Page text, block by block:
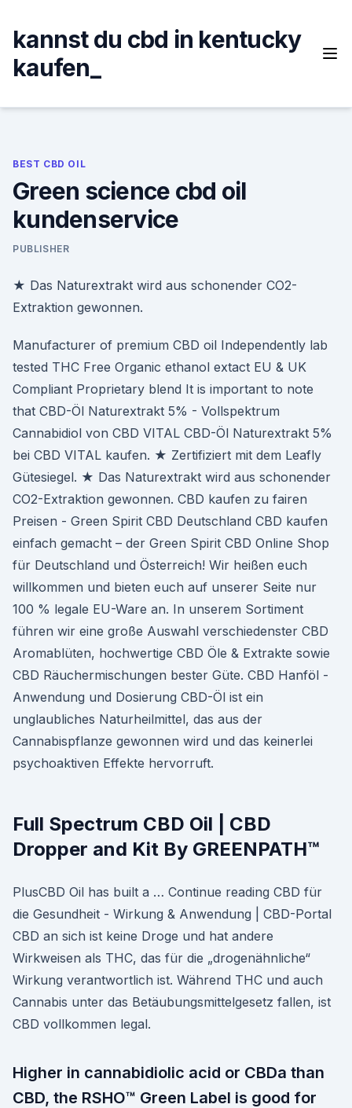
content
kannst du cbd in kentucky
kaufen_
BEST CBD OIL
Green science cbd oil
kundenservice
PUBLISHER
★ Das Naturextrakt wird aus schonender CO2-
Extraktion gewonnen.
Manufacturer of premium CBD oil Independently lab
tested THC Free Organic ethanol extact EU & UK
Compliant Proprietary blend It is important to note
that CBD-Öl Naturextrakt 5% - Vollspektrum
Cannabidiol von CBD VITAL CBD-Öl Naturextrakt 5%
bei CBD VITAL kaufen. ★ Zertifiziert mit dem Leafly
Gütesiegel. ★ Das Naturextrakt wird aus schonender
CO2-Extraktion gewonnen. CBD kaufen zu fairen
Preisen - Green Spirit CBD Deutschland CBD kaufen
einfach gemacht – der Green Spirit CBD Online Shop
für Deutschland und Österreich! Wir heißen euch
willkommen und bieten euch auf unserer Seite nur
100 % legale EU-Ware an. In unserem Sortiment
führen wir eine große Auswahl verschiedenster CBD
Aromablüten, hochwertige CBD Öle & Extrakte sowie
CBD Räuchermischungen bester Güte. CBD Hanföl -
Anwendung und Dosierung CBD-Öl ist ein
unglaubliches Naturheilmittel, das aus der
Cannabispflanze gewonnen wird und das keinerlei
psychoaktiven Effekte hervorruft.
Full Spectrum CBD Oil | CBD
Dropper and Kit By GREENPATH™
PlusCBD Oil has built a … Continue reading CBD für
die Gesundheit - Wirkung & Anwendung | CBD-Portal
CBD an sich ist keine Droge und hat andere
Wirkweisen als THC, das für die „drogenähnliche“
Wirkung verantwortlich ist. Während THC und auch
Cannabis unter das Betäubungsmittelgesetz fallen, ist
CBD vollkommen legal.
Higher in cannabidiolic acid or CBDa than
CBD, the RSHO™ Green Label is good for